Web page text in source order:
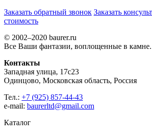
Заказать обратный звонок Заказать
стоимость
© 2002–2020 baurer.ru
Все Ваши фантазии, воплощенные в камне.
Контакты
Западная улица, 17с23
Одинцово, Московская область, Россия
Тел.: +7 (925) 857-44-43
e-mail: baurerltd@gmail.com
Каталог